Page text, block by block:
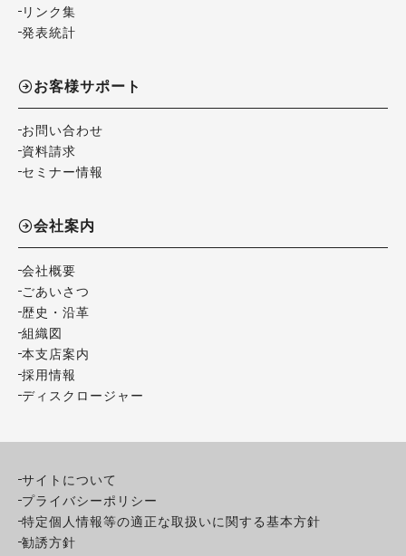
リンク集
発表統計
お客様サポート
お問い合わせ
資料請求
セミナー情報
会社案内
会社概要
ごあいさつ
歴史・沿革
組織図
本支店案内
採用情報
ディスクロージャー
サイトについて
プライバシーポリシー
特定個人情報等の適正な取扱いに関する基本方針
勧誘方針